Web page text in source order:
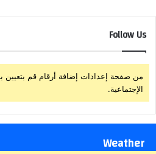
Follow Us
من صفحة إعدادات إضافة أرقام قم بتعيين
الإجتماعية.
Weather